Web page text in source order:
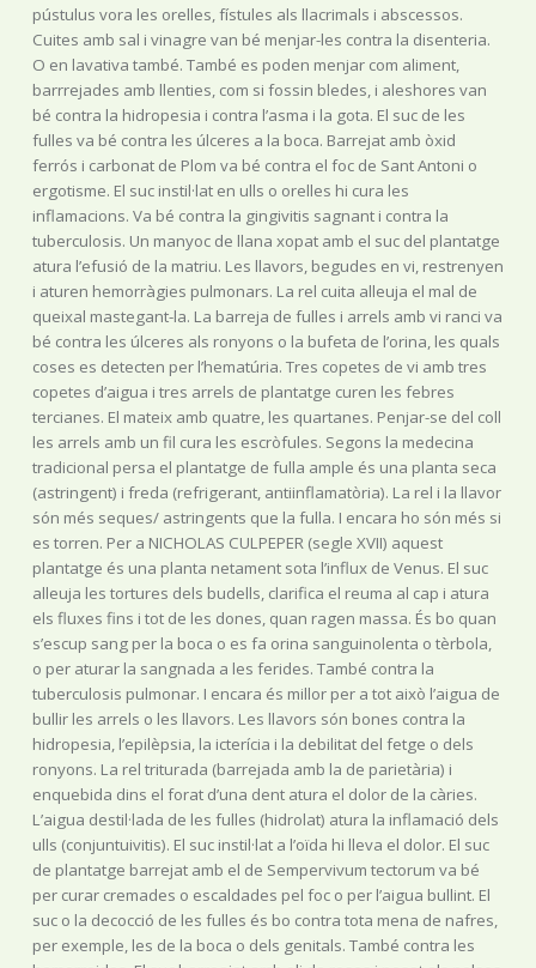
pústulus vora les orelles, fístules als llacrimals i abscessos.
Cuites amb sal i vinagre van bé menjar-les contra la disenteria.
O en lavativa també. També es poden menjar com aliment,
barrrejades amb llenties, com si fossin bledes, i aleshores van
bé contra la hidropesia i contra l’asma i la gota. El suc de les
fulles va bé contra les úlceres a la boca. Barrejat amb òxid
ferrós i carbonat de Plom va bé contra el foc de Sant Antoni o
ergotisme. El suc instil·lat en ulls o orelles hi cura les
inflamacions. Va bé contra la gingivitis sagnant i contra la
tuberculosis. Un manyoc de llana xopat amb el suc del plantatge
atura l’efusió de la matriu. Les llavors, begudes en vi, restrenyen
i aturen hemorràgies pulmonars. La rel cuita alleuja el mal de
queixal mastegant-la. La barreja de fulles i arrels amb vi ranci va
bé contra les úlceres als ronyons o la bufeta de l’orina, les quals
coses es detecten per l’hematúria. Tres copetes de vi amb tres
copetes d’aigua i tres arrels de plantatge curen les febres
tercianes. El mateix amb quatre, les quartanes. Penjar-se del coll
les arrels amb un fil cura les escròfules. Segons la medecina
tradicional persa el plantatge de fulla ample és una planta seca
(astringent) i freda (refrigerant, antiinflamatòria). La rel i la llavor
són més seques/ astringents que la fulla. I encara ho són més si
es torren. Per a NICHOLAS CULPEPER (segle XVII) aquest
plantatge és una planta netament sota l’influx de Venus. El suc
alleuja les tortures dels budells, clarifica el reuma al cap i atura
els fluxes fins i tot de les dones, quan ragen massa. És bo quan
s’escup sang per la boca o es fa orina sanguinolenta o tèrbola,
o per aturar la sangnada a les ferides. També contra la
tuberculosis pulmonar. I encara és millor per a tot això l’aigua de
bullir les arrels o les llavors. Les llavors són bones contra la
hidropesia, l’epilèpsia, la icterícia i la debilitat del fetge o dels
ronyons. La rel triturada (barrejada amb la de parietària) i
enquebida dins el forat d’una dent atura el dolor de la càries.
L’aigua destil·lada de les fulles (hidrolat) atura la inflamació dels
ulls (conjuntuivitis). El suc instil·lat a l’oïda hi lleva el dolor. El suc
de plantatge barrejat amb el de Sempervivum tectorum va bé
per curar cremades o escaldades pel foc o per l’aigua bullint. El
suc o la decocció de les fulles és bo contra tota mena de nafres,
per exemple, les de la boca o dels genitals. També contra les